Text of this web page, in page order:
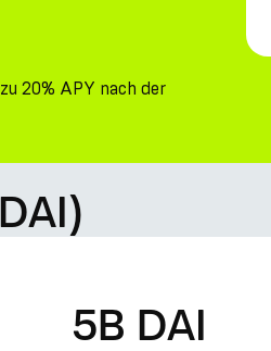
20% APY nach der
5B DAI